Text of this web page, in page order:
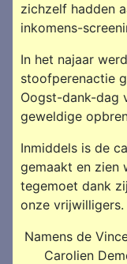
zichzelf hadden
inkomens-
In het najaar
stoofperenactie
Oogst-dank-dag
geweldige
Inmiddels is de
gemaakt en zien
tegemoet dank
onze vrijwilligers.
Namens de
Carolien